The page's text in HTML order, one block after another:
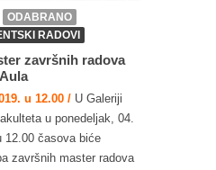
ODABRANO
RADOVI
završnih radova
u 12.00 / U Galeriji
u ponedeljak, 04.
12.00 časova biće
završnih master radova